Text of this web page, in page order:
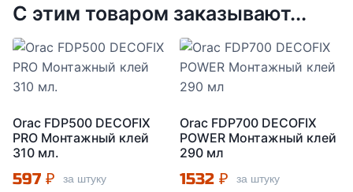
С этим товаром заказывают...
Orac FDP500 DECOFIX
PRO Монтажный клей
310 мл.
597 ₽ за штуку
Orac FDP700 DECOFIX
POWER Монтажный клей
290 мл
1532 ₽ за штуку